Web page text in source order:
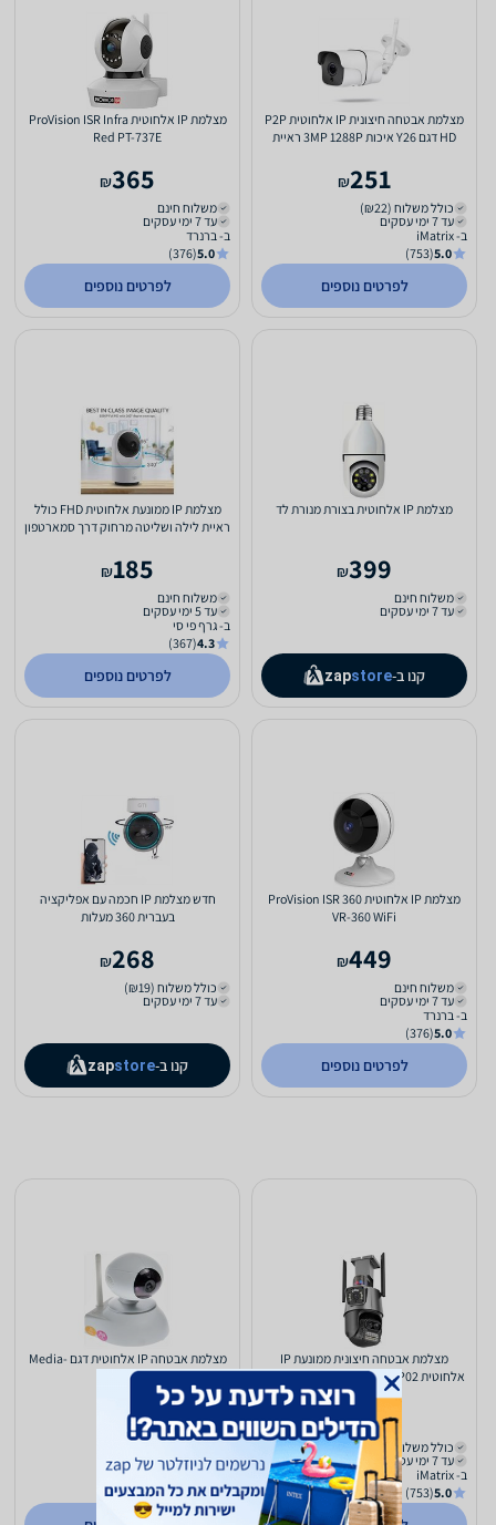
מצלמת אבטחה חיצונית IP אלחוטית P2P
HD דגם Y26 איכות 3MP 1288P ראיית
251
₪
כולל משלוח (₪22)
עד 7 ימי עסקים
ב- iMatrix
5.0
(753)
לפרטים נוספים
מצלמת IP אלחוטית ProVision ISR Infra
Red PT-737E
365
₪
משלוח חינם
עד 7 ימי עסקים
ב- ברנרד
5.0
(376)
לפרטים נוספים
מצלמת IP אלחוטית בצורת מנורת לד
399
₪
משלוח חינם
עד 7 ימי עסקים
קנו ב- zapstore
מצלמת IP ממונעת אלחוטית FHD כולל
ראיית לילה ושליטה מרחוק דרך סמארטפון
185
₪
משלוח חינם
עד 5 ימי עסקים
ב- גרף פי סי
4.3
(367)
לפרטים נוספים
מצלמת IP אלחוטית ProVision ISR 360
VR-360 WiFi
449
₪
משלוח חינם
עד 7 ימי עסקים
ב- ברנרד
5.0
(376)
לפרטים נוספים
חדש מצלמת IP חכמה עם אפליקציה
בעברית 360 מעלות
268
₪
כולל משלוח (₪19)
עד 7 ימי עסקים
קנו ב- zapstore
מצלמת אבטחה חיצונית ממונעת IP
אלחוטית P02 עם 9MP | זום אופטי | ראיית
לילה | הקלטה על...
421
₪
כולל משלוח (₪22)
עד 7 ימי עסקים
ב- iMatrix
5.0
(753)
מצלמת אבטחה IP אלחוטית דגם Media-
Tech IP100
175
כולל משלוח (₪15)
עד 7 ימי עסקים
ב- 2click
0.0
(135)